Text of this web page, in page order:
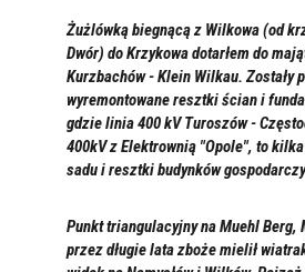
Żużlówką biegnącą z Wilkowa (od
Dwór) do Krzykowa dotarłem do
Kurzbachów - Klein Wilkau. Zostały
wyremontowane resztki ścian i
gdzie linia 400 kV Turoszów -
400kV z Elektrownią "Opole", to
sadu i resztki budynków
Punkt triangulacyjny na Muehl Berg,
przez długie lata zboże mielił